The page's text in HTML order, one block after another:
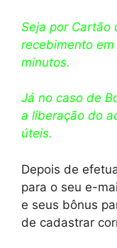
Seja por Cartão
recebimento
minutos.
Já no caso de
a liberação do
úteis.
Depois de
para o seu e-
e seus bônus
de cadastrar